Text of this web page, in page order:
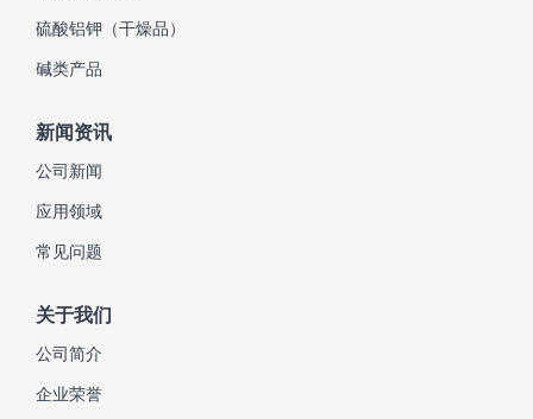
硫酸铝钾（干燥品）
碱类产品
新闻资讯
公司新闻
应用领域
常见问题
关于我们
公司简介
企业荣誉